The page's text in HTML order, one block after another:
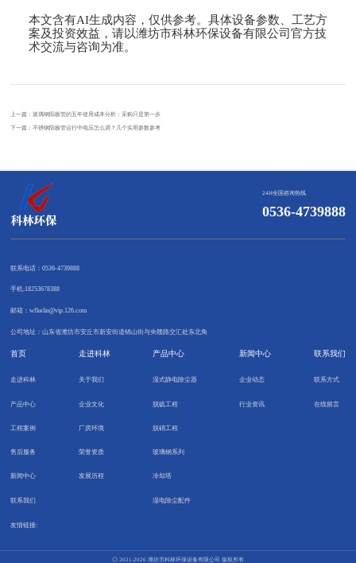
本文含有AI生成内容，仅供参考。具体设备参数、工艺方
案及投资效益，请以潍坊市科林环保设备有限公司官方技
术交流与咨询为准。
上一篇： 玻璃钢阳极管的五年使用成本分析：采购只是第一步
下一篇：不锈钢阳极管运行中电压怎么调？几个实用参数参考
24H全国咨询热线
0536-4739888
联系电话：0536-4739888
手机:18253678388
邮箱：wfkelin@vip.126.com
公司地址：山东省潍坊市安丘市新安街道锦山街与央赣路交汇处东北角
首页
走进科林
产品中心
工程案例
售后服务
新闻中心
联系我们
走进科林
关于我们
企业文化
厂房环境
荣誉资质
发展历程
产品中心
湿式静电除尘器
脱硫工程
脱硝工程
玻璃钢系列
冷却塔
湿电除尘配件
新闻中心
企业动态
行业资讯
联系我们
联系方式
在线留言
友情链接:
◎ 2021-2026 潍坊市科林环保设备有限公司 版权所有